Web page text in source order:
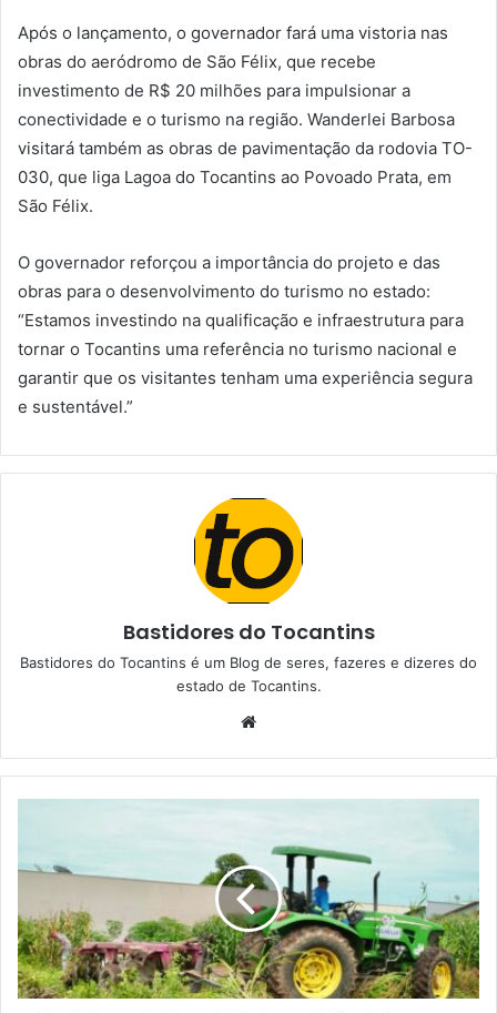
Após o lançamento, o governador fará uma vistoria nas
obras do aeródromo de São Félix, que recebe
investimento de R$ 20 milhões para impulsionar a
conectividade e o turismo na região. Wanderlei Barbosa
visitará também as obras de pavimentação da rodovia TO-
030, que liga Lagoa do Tocantins ao Povoado Prata, em
São Félix.
O governador reforçou a importância do projeto e das
obras para o desenvolvimento do turismo no estado:
“Estamos investindo na qualificação e infraestrutura para
tornar o Tocantins uma referência no turismo nacional e
garantir que os visitantes tenham uma experiência segura
e sustentável.”
Bastidores do Tocantins
Bastidores do Tocantins é um Blog de seres, fazeres e dizeres do
estado de Tocantins.
b
s
e